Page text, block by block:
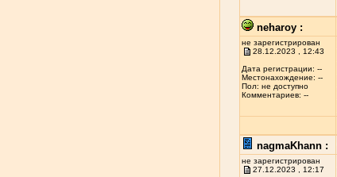
neharoy :
не зарегистрирован
28.12.2023 , 12:43
Дата регистрации: --
Местонахождение: --
Пол: не доступно
Комментариев: --
nagmaKhann :
не зарегистрирован
27.12.2023 , 12:17